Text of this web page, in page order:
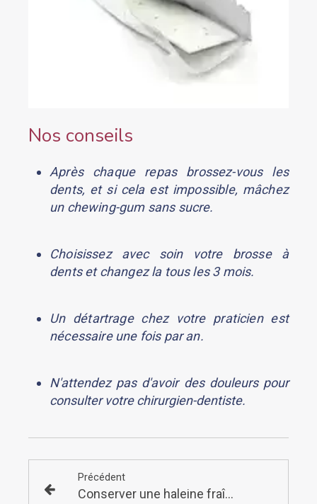
Nos conseils
Après chaque repas brossez-vous les
dents, et si cela est impossible, mâchez
un chewing-gum sans sucre.
Choisissez avec soin votre brosse à
dents et changez la tous les 3 mois.
Un détartrage chez votre praticien est
nécessaire une fois par an.
N'attendez pas d'avoir des douleurs pour
consulter votre chirurgien-dentiste.
Précédent
Conserver une haleine fraîche